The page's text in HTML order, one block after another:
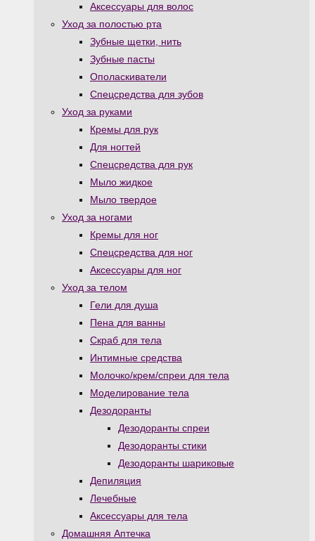
Аксессуары для волос
Уход за полостью рта
Зубные щетки, нить
Зубные пасты
Ополаскиватели
Спецсредства для зубов
Уход за руками
Кремы для рук
Для ногтей
Спецсредства для рук
Мыло жидкое
Мыло твердое
Уход за ногами
Кремы для ног
Спецсредства для ног
Аксессуары для ног
Уход за телом
Гели для душа
Пена для ванны
Скраб для тела
Интимные средства
Молочко/крем/спреи для тела
Моделирование тела
Дезодоранты
Дезодоранты спреи
Дезодоранты стики
Дезодоранты шариковые
Депиляция
Лечебные
Аксессуары для тела
Домашняя Аптечка